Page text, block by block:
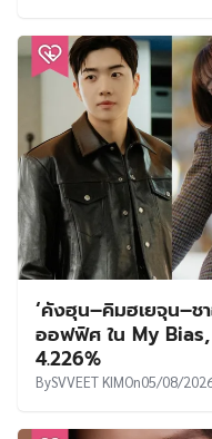
‘คังฮุน–คิมฮเยจุน–ช
ออฟฟิศ ใน My
4.226%
BySVVEET KIMOn05/08/